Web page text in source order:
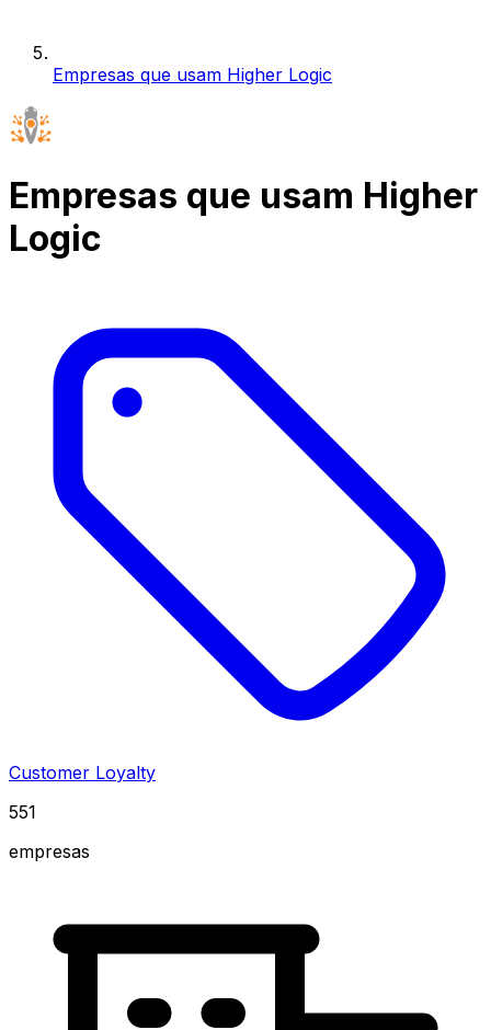
Empresas que usam Higher Logic
Empresas que usam Higher
Logic
Customer Loyalty
551
empresas